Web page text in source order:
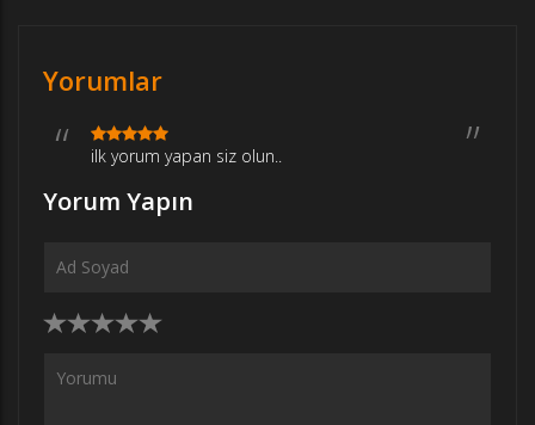
Yorumlar
ilk yorum yapan siz olun..
Yorum Yapın